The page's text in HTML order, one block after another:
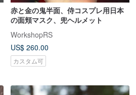
赤と金の鬼半面、侍コスプレ用日本
の面頬マスク、兜ヘルメット
WorkshopRS
US$ 260.00
カスタム可